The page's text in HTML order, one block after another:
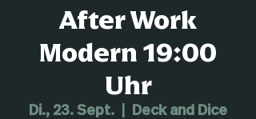
After Work
Modern 19:00
Uhr
Di., 23. Sept.
Deck and Dice